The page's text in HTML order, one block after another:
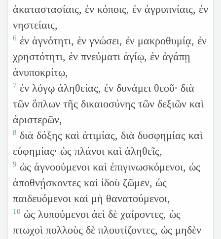
ἀκαταστασίαις, ἐν κόποις, ἐν ἀγρυπνίαις, ἐν
νηστείαις,
6 ἐν ἁγνότητι, ἐν γνώσει, ἐν μακροθυμίᾳ, ἐν
χρηστότητι, ἐν πνεύματι ἁγίῳ, ἐν ἀγάπῃ
ἀνυποκρίτῳ,
7 ἐν λόγῳ ἀληθείας, ἐν δυνάμει θεοῦ· διὰ
τῶν ὅπλων τῆς δικαιοσύνης τῶν δεξιῶν καὶ
ἀριστερῶν,
8 διὰ δόξης καὶ ἀτιμίας, διὰ δυσφημίας καὶ
εὐφημίας· ὡς πλάνοι καὶ ἀληθεῖς,
9 ὡς ἀγνοούμενοι καὶ ἐπιγινωσκόμενοι, ὡς
ἀποθνῄσκοντες καὶ ἰδοὺ ζῶμεν, ὡς
παιδευόμενοι καὶ μὴ θανατούμενοι,
10 ὡς λυπούμενοι ἀεὶ δὲ χαίροντες, ὡς
πτωχοὶ πολλοὺς δὲ πλουτίζοντες, ὡς μηδὲν